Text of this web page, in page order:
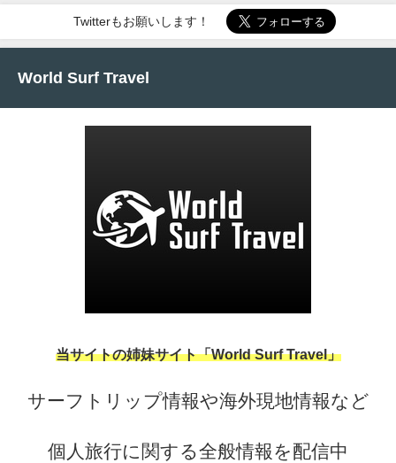
Twitterもお願いします！
World Surf Travel
当サイトの姉妹サイト「World Surf Travel」
サーフトリップ情報や海外現地情報など
個人旅行に関する全般情報を配信中